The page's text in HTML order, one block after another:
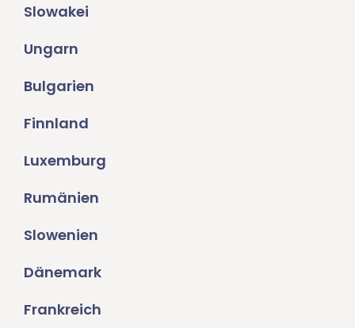
Slowakei
Ungarn
Bulgarien
Finnland
Luxemburg
Rumänien
Slowenien
Dänemark
Frankreich